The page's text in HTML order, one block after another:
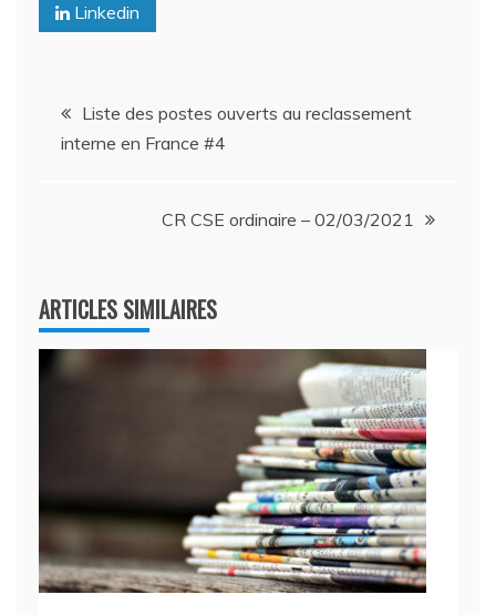
Linkedin
Navigation
de
Liste des postes ouverts au reclassement
interne en France #4
CR CSE ordinaire – 02/03/2021
ARTICLES SIMILAIRES